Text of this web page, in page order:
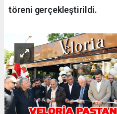
töreni gerçekleştirildi.